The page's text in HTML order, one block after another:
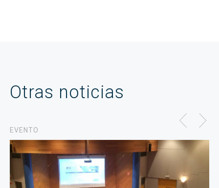
Otras noticias
EVENTO